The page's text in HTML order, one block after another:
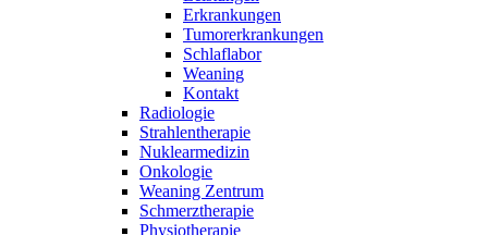
Erkrankungen
Tumorerkrankungen
Schlaflabor
Weaning
Kontakt
Radiologie
Strahlentherapie
Nuklearmedizin
Onkologie
Weaning Zentrum
Schmerztherapie
Physiotherapie